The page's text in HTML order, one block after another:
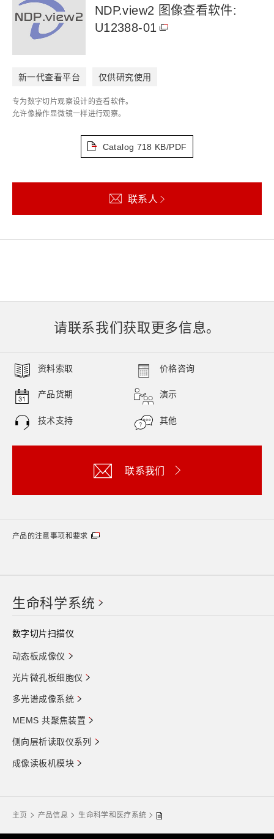
NDP.view2 图像查看软件:
U12388-01
新一代查看平台 仅供研究使用
专为数字切片观察设计的查看软件。
允许像操作显微镜一样进行观察。
Catalog 718 KB/PDF
联系人
请联系我们获取更多信息。
资料索取 价格咨询
产品货期 演示
技术支持 其他
联系我们
产品的注意事项和要求
生命科学系统
数字切片扫描仪
动态板成像仪
光片微孔板细胞仪
多光谱成像系统
MEMS 共聚焦装置
侧向层析读取仪系列
成像读板机模块
主页 产品信息 生命科学和医疗系统